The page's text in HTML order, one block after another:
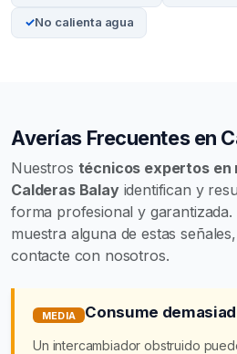
No calienta agua
Averías Frecuentes en
Nuestros técnicos expertos en
Calderas Balayidentifican y
forma profesional y garantizada.
muestra alguna de estas
contacte con nosotros.
MEDIA Consume
Un intercambiador obstruido